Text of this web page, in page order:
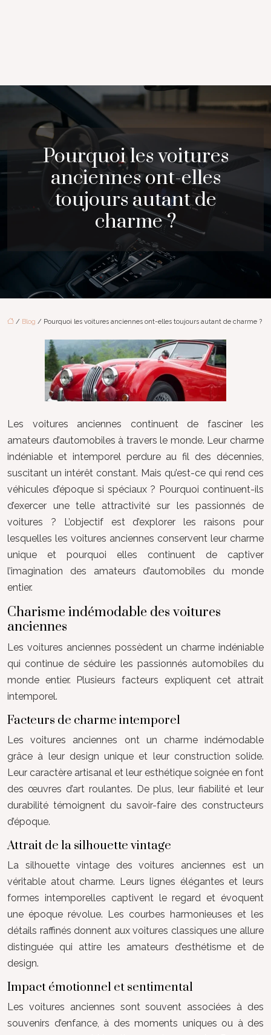
Pourquoi les voitures
anciennes ont-elles
toujours autant de
charme ?
/ Blog / Pourquoi les voitures anciennes ont-elles toujours autant de charme ?
Les voitures anciennes continuent de fasciner les
amateurs d’automobiles à travers le monde. Leur charme
indéniable et intemporel perdure au fil des décennies,
suscitant un intérêt constant. Mais qu’est-ce qui rend ces
véhicules d’époque si spéciaux ? Pourquoi continuent-ils
d’exercer une telle attractivité sur les passionnés de
voitures ? L’objectif est d’explorer les raisons pour
lesquelles les voitures anciennes conservent leur charme
unique et pourquoi elles continuent de captiver
l’imagination des amateurs d’automobiles du monde
entier.
Charisme indémodable des voitures
anciennes
Les voitures anciennes possèdent un charme indéniable
qui continue de séduire les passionnés automobiles du
monde entier. Plusieurs facteurs expliquent cet attrait
intemporel.
Facteurs de charme intemporel
Les voitures anciennes ont un charme indémodable
grâce à leur design unique et leur construction solide.
Leur caractère artisanal et leur esthétique soignée en font
des œuvres d’art roulantes. De plus, leur fiabilité et leur
durabilité témoignent du savoir-faire des constructeurs
d’époque.
Attrait de la silhouette vintage
La silhouette vintage des voitures anciennes est un
véritable atout charme. Leurs lignes élégantes et leurs
formes intemporelles captivent le regard et évoquent
une époque révolue. Les courbes harmonieuses et les
détails raffinés donnent aux voitures classiques une allure
distinguée qui attire les amateurs d’esthétisme et de
design.
Impact émotionnel et sentimental
Les voitures anciennes sont souvent associées à des
souvenirs d’enfance, à des moments uniques ou à des